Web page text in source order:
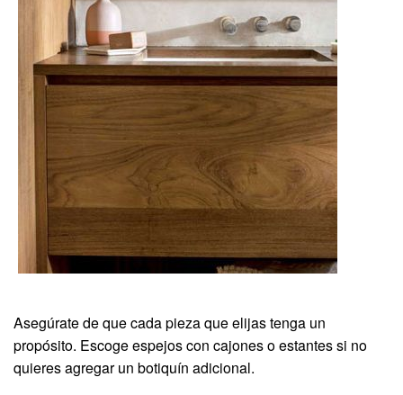
Asegúrate de que cada pieza que elijas tenga un
propósito. Escoge espejos con cajones o estantes si no
quieres agregar un botiquín adicional.